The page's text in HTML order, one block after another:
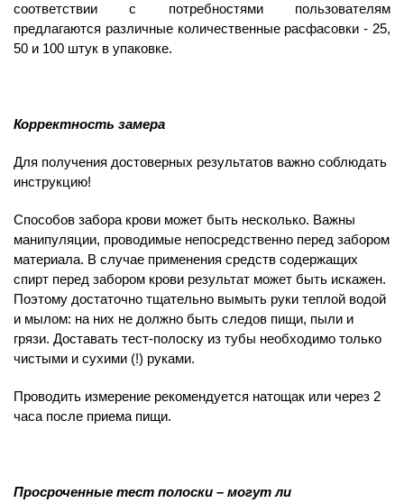
соответствии с потребностями пользователям
предлагаются различные количественные расфасовки - 25,
50 и 100 штук в упаковке.
Корректность замера
Для получения достоверных результатов важно соблюдать
инструкцию!
Способов забора крови может быть несколько. Важны
манипуляции, проводимые непосредственно перед забором
материала. В случае применения средств содержащих
спирт перед забором крови результат может быть искажен.
Поэтому достаточно тщательно вымыть руки теплой водой
и мылом: на них не должно быть следов пищи, пыли и
грязи. Доставать тест-полоску из тубы необходимо только
чистыми и сухими (!) руками.
Проводить измерение рекомендуется натощак или через 2
часа после приема пищи.
Просроченные тест полоски – могут ли